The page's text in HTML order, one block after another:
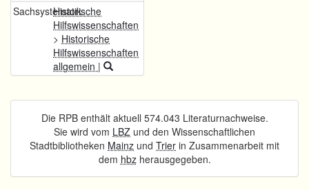
Sachsystematik
Historische
Hilfswissenschaften
> Historische
Hilfswissenschaften
allgemein |
Die RPB enthält aktuell 574.043 Literaturnachweise.
Sie wird vom LBZ und den Wissenschaftlichen
Stadtbibliotheken Mainz und Trier in Zusammenarbeit mit
dem hbzherausgegeben.